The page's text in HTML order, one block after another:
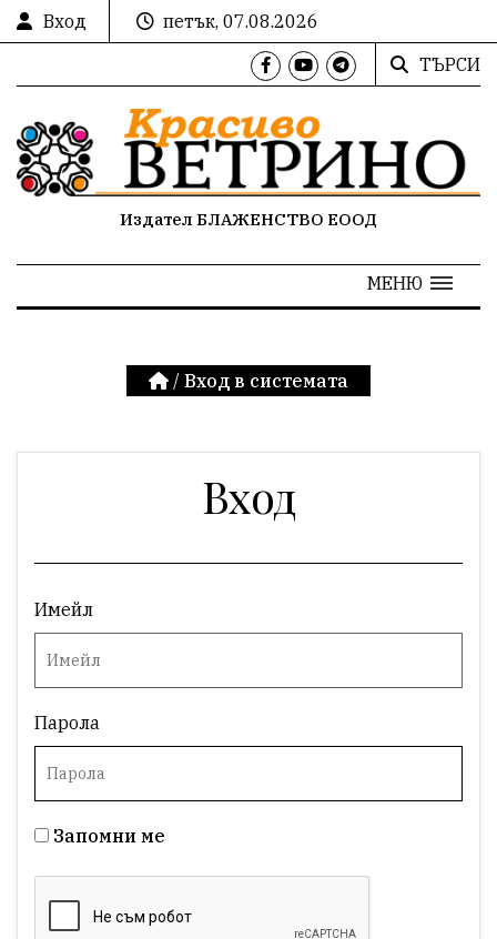
Вход
петък, 07.08.2026
ТЪРСИ
Издател БЛАЖЕНСТВО ЕООД
МЕНЮ
/ Вход в системата
Вход
Имейл
Парола
Запомни ме